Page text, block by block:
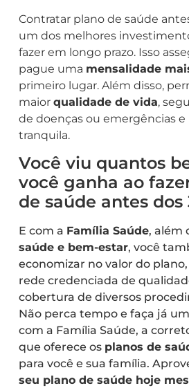
Contratar plano de saúde
um dos melhores
fazer em longo prazo. Isso
pague uma mensalidade
primeiro lugar. Além disso,
maior qualidade de vida,
de doenças ou emergências
tranquila.
Você viu quantos
você ganha ao
de saúde antes dos
E com a Família Saúde, além
saúde e bem-estar, você
economizar no valor do
rede credenciada de
cobertura de diversos
Não perca tempo e faça já
com a Família Saúde, a
que oferece os planos de
para você e sua família.
seu plano de saúde hoje